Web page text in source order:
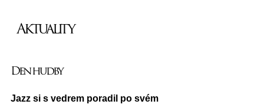
Aktuality
Den hudby
Jazz si s vedrem poradil po svém